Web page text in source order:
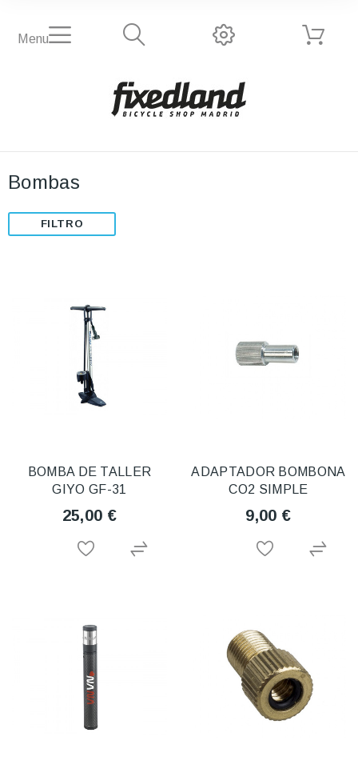
Menu
Bombas
BOMBA DE TALLER
GIYO GF-31
25,00 €
ADAPTADOR BOMBONA
CO2 SIMPLE
9,00 €
FILTRO